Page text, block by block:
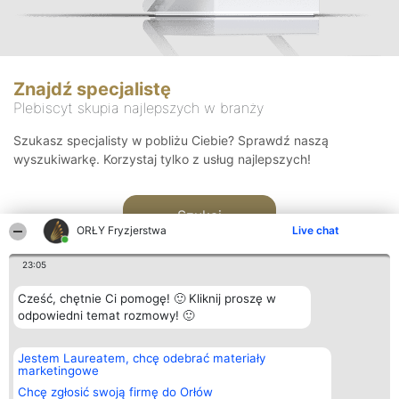
ORŁY Fryzjerstwa Live chat
23:05
Cześć, chętnie Ci pomogę! 🙂 Kliknij proszę w
odpowiedni temat rozmowy! 🙂
Jestem Laureatem, chcę odebrać materiały
marketingowe
Chcę zgłosić swoją firmę do Orłów
Znajdź specjalistę
Plebiscyt skupia najlepszych w branży
Szukasz specjalisty w pobliżu Ciebie? Sprawdź naszą
wyszukiwarkę. Korzystaj tylko z usług najlepszych!
Szukaj
Organizator plebiscytu
Bright Side Solutions sp. z o.
o. sp. k.
ul. Ruska 22
Plebiscyt
Laureaci
wszystkich
Kontakt
Kontakt